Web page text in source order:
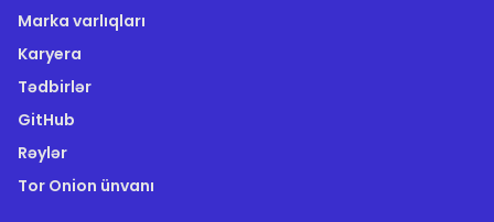
Marka varlıqları
Karyera
Tədbirlər
GitHub
Rəylər
Tor Onion ünvanı